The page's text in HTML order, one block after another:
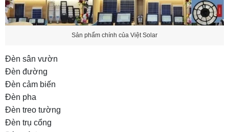
Sản phẩm chính của Việt Solar
Đèn sân vườn
Đèn đường
Đèn cảm biến
Đèn pha
Đèn treo tường
Đèn trụ cổng